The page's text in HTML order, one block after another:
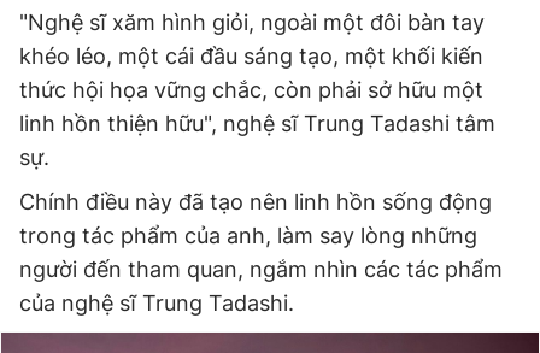
"Nghệ sĩ xăm hình giỏi, ngoài một đôi bàn tay
khéo léo, một cái đầu sáng tạo, một khối kiến
thức hội họa vững chắc, còn phải sở hữu một
linh hồn thiện hữu", nghệ sĩ Trung Tadashi tâm
sự.
Chính điều này đã tạo nên linh hồn sống động
trong tác phẩm của anh, làm say lòng những
người đến tham quan, ngắm nhìn các tác phẩm
của nghệ sĩ Trung Tadashi.